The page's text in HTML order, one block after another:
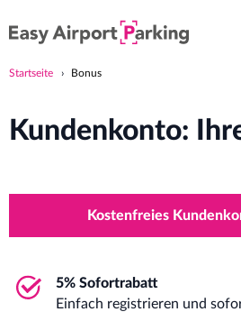
Startseite Bonus
Kundenkonto:
Kostenfreies
5% Sofortrabatt
Einfach registrieren und